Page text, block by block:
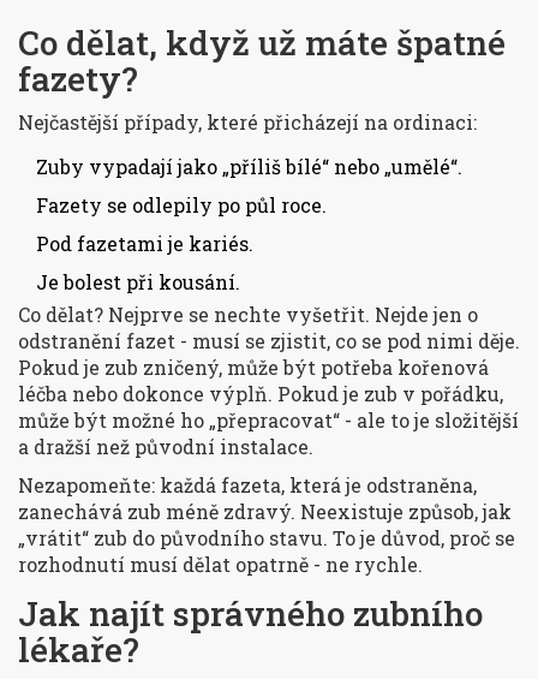
Co dělat, když už máte špatné
fazety?
Nejčastější případy, které přicházejí na ordinaci:
Zuby vypadají jako „příliš bílé“ nebo „umělé“.
Fazety se odlepily po půl roce.
Pod fazetami je kariés.
Je bolest při kousání.
Co dělat? Nejprve se nechte vyšetřit. Nejde jen o
odstranění fazet - musí se zjistit, co se pod nimi děje.
Pokud je zub zničený, může být potřeba kořenová
léčba nebo dokonce výplň. Pokud je zub v pořádku,
může být možné ho „přepracovat“ - ale to je složitější
a dražší než původní instalace.
Nezapomeňte: každá fazeta, která je odstraněna,
zanechává zub méně zdravý. Neexistuje způsob, jak
„vrátit“ zub do původního stavu. To je důvod, proč se
rozhodnutí musí dělat opatrně - ne rychle.
Jak najít správného zubního
lékaře?